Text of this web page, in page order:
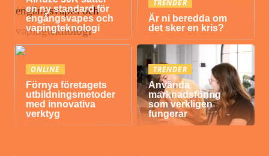
en ny standard för
engångsvapes och
vapingteknologi
TRENDER
Är ni beredda om
det sker en kris?
ONLINE
Förnya företagets
utbildningsmetoder
med innovativa
verktyg
TRENDER
Använda
marknadsföring
som verkligen
fungerar